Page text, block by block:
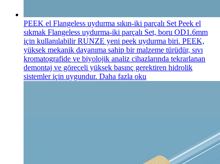
PEEK el Flangeless uydurma sıkın-iki parçalı Set Peek el
sıkmak Flangeless uydurma-iki parçalı Set, boru OD1.6mm
için kullanılabilir RUNZE yeni peek uydurma biri. PEEK,
yüksek mekanik dayanıma sahip bir malzeme türüdür, sıvı
kromatografide ve biyolojik analiz cihazlarında tekrarlanan
demontaj ve göreceli yüksek basınç gerektiren hidrolik
sistemler için uygundur. Daha fazla oku